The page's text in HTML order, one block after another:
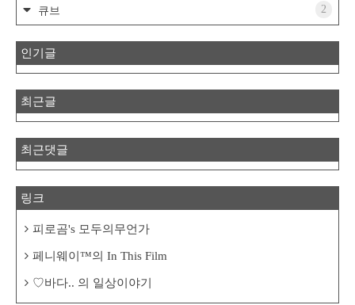
큐브 2
인기글
최근글
최근댓글
링크
피로곰's 모두의무언가
페니웨이™의 In This Film
♡바다.. 의 일상이야기